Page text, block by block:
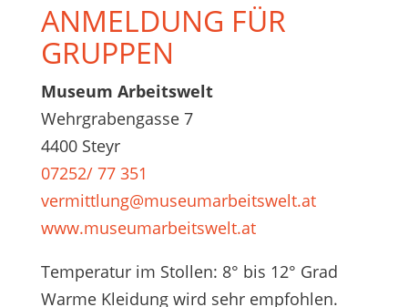
ANMELDUNG FÜR
GRUPPEN
Museum Arbeitswelt
Wehrgrabengasse 7
4400 Steyr
07252/ 77 351
vermittlung@museumarbeitswelt.at
www.museumarbeitswelt.at
Temperatur im Stollen: 8° bis 12° Grad
Warme Kleidung wird sehr empfohlen.